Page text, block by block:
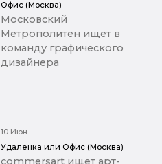
Офис (Москва)
Московский
Метрополитен ищет в
команду графического
дизайнера
10 Июн
Удаленка или Офис (Москва)
commersart ищет арт-